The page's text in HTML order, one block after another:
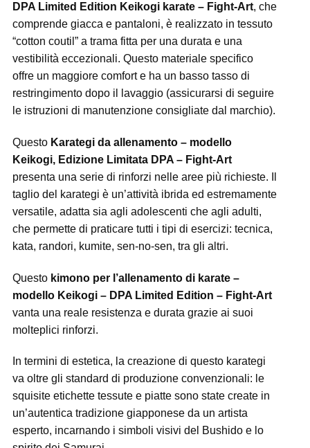
DPA Limited Edition Keikogi karate – Fight-Art, che
comprende giacca e pantaloni, è realizzato in tessuto
“cotton coutil” a trama fitta per una durata e una
vestibilità eccezionali. Questo materiale specifico
offre un maggiore comfort e ha un basso tasso di
restringimento dopo il lavaggio (assicurarsi di seguire
le istruzioni di manutenzione consigliate dal marchio).
Questo Karategi da allenamento – modello
Keikogi, Edizione Limitata DPA – Fight-Art
presenta una serie di rinforzi nelle aree più richieste. Il
taglio del karategi è un’attività ibrida ed estremamente
versatile, adatta sia agli adolescenti che agli adulti,
che permette di praticare tutti i tipi di esercizi: tecnica,
kata, randori, kumite, sen-no-sen, tra gli altri.
Questokimono per l’allenamento di karate –
modello Keikogi – DPA Limited Edition – Fight-Art
vanta una reale resistenza e durata grazie ai suoi
molteplici rinforzi.
In termini di estetica, la creazione di questo karategi
va oltre gli standard di produzione convenzionali: le
squisite etichette tessute e piatte sono state create in
un’autentica tradizione giapponese da un artista
esperto, incarnando i simboli visivi del Bushido e lo